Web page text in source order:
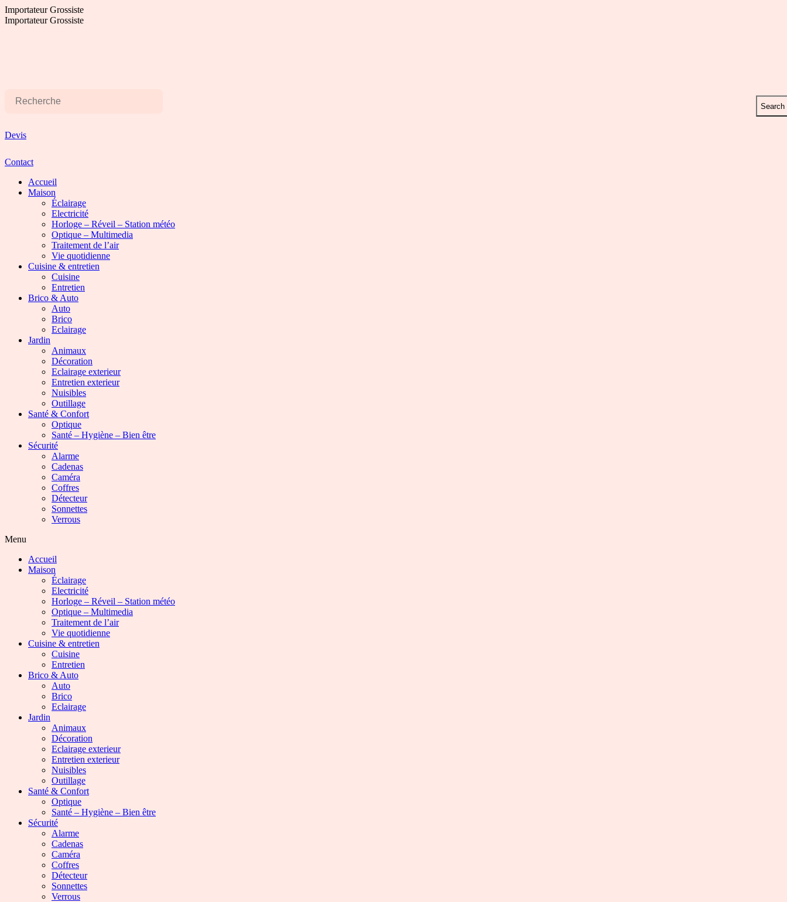
Aller
au
Importateur Grossiste
Importateur Grossiste
Search
Devis
Contact
Accueil
Maison
Éclairage
Electricité
Horloge – Réveil – Station météo
Optique – Multimedia
Traitement de l’air
Vie quotidienne
Cuisine & entretien
Cuisine
Entretien
Brico & Auto
Auto
Brico
Eclairage
Jardin
Animaux
Décoration
Eclairage exterieur
Entretien exterieur
Nuisibles
Outillage
Santé & Confort
Optique
Santé – Hygiène – Bien être
Sécurité
Alarme
Cadenas
Caméra
Coffres
Détecteur
Sonnettes
Verrous
Menu
Accueil
Maison
Éclairage
Electricité
Horloge – Réveil – Station météo
Optique – Multimedia
Traitement de l’air
Vie quotidienne
Cuisine & entretien
Cuisine
Entretien
Brico & Auto
Auto
Brico
Eclairage
Jardin
Animaux
Décoration
Eclairage exterieur
Entretien exterieur
Nuisibles
Outillage
Santé & Confort
Optique
Santé – Hygiène – Bien être
Sécurité
Alarme
Cadenas
Caméra
Coffres
Détecteur
Sonnettes
Verrous